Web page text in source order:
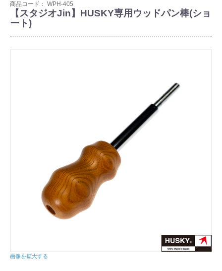
商品コード： WPH-405
【スタジオJin】HUSKY専用ウッドパン棒(ショ
ート)
画像を拡大する